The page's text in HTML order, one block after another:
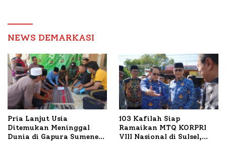
NEWS DEMARKASI
Pria Lanjut Usia
Ditemukan Meninggal
Dunia di Gapura Sumenep,
103 Kafilah Siap
Ramaikan MTQ KORPRI
VIII Nasional di Sulsel,